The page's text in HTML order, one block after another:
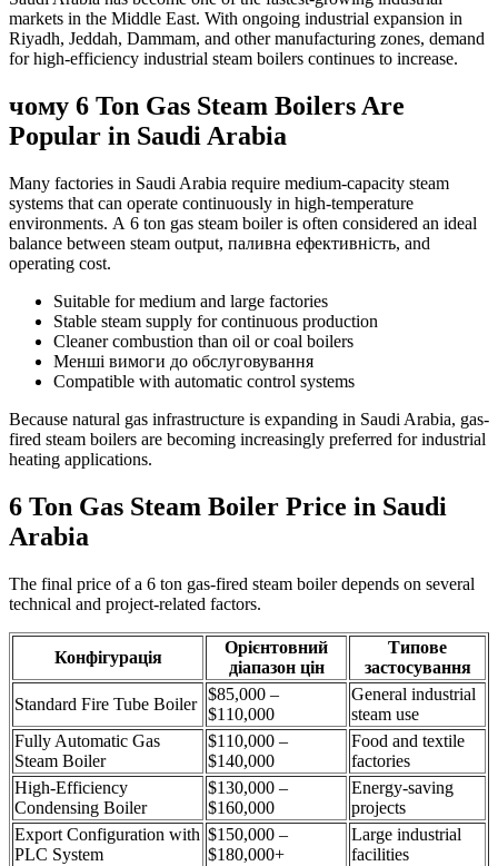
markets in the Middle East. With ongoing industrial expansion in
Riyadh, Jeddah, Dammam, and other manufacturing zones, demand
for high-efficiency industrial steam boilers continues to increase.
чому 6 Ton Gas Steam Boilers Are
Popular in Saudi Arabia
Many factories in Saudi Arabia require medium-capacity steam
systems that can operate continuously in high-temperature
environments. А 6 ton gas steam boiler is often considered an ideal
balance between steam output, паливна ефективність, and
operating cost.
Suitable for medium and large factories
Stable steam supply for continuous production
Cleaner combustion than oil or coal boilers
Менші вимоги до обслуговування
Compatible with automatic control systems
Because natural gas infrastructure is expanding in Saudi Arabia, gas-
fired steam boilers are becoming increasingly preferred for industrial
heating applications.
6 Ton Gas Steam Boiler Price in Saudi
Arabia
The final price of a 6 ton gas-fired steam boiler depends on several
technical and project-related factors.
Конфігурація
Орієнтовний
діапазон цін
Типове
застосування
Standard Fire Tube Boiler
$85,000 –
$110,000
General industrial
steam use
Fully Automatic Gas
Steam Boiler
$110,000 –
$140,000
Food and textile
factories
High-Efficiency
Condensing Boiler
$130,000 –
$160,000
Energy-saving
projects
Export Configuration with
PLC System
$150,000 –
$180,000+
Large industrial
facilities